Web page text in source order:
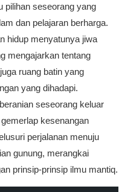
pilihan seseorang yang
dan pelajaran berharga.
hidup menyatunya jiwa
mengajarkan tentang
ruang batin yang
yang dihadapi.
seseorang keluar
kesenangan
perjalanan menuju
gunung, merangkai
prinsip-prinsip ilmu mantiq.